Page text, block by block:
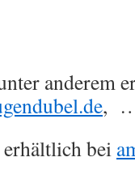
anderem
,
bei